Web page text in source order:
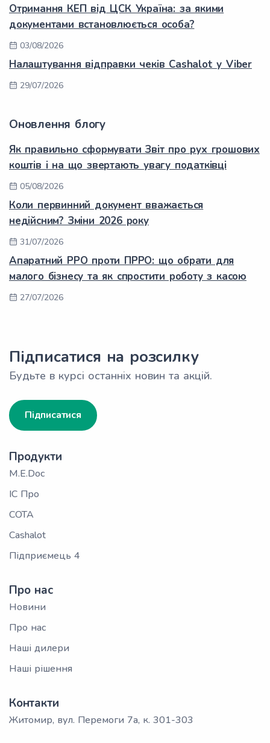
Отримання КЕП від ЦСК Україна: за якими
документами встановлюється особа?
03/08/2026
Налаштування відправки чеків Cashalot у Viber
29/07/2026
Оновлення блогу
Як правильно сформувати Звіт про рух грошових
коштів і на що звертають увагу податківці
05/08/2026
Коли первинний документ вважається
недійсним? Зміни 2026 року
31/07/2026
Апаратний РРО проти ПРРО: що обрати для
малого бізнесу та як спростити роботу з касою
27/07/2026
Підписатися на розсилку
Будьте в курсі останніх новин та акцій.
Підписатися
Продукти
M.E.Doc
ІС Про
СОТА
Cashalot
Підприємець 4
Про нас
Новини
Про нас
Наші дилери
Наші рішення
Контакти
Житомир, вул. Перемоги 7а, к. 301-303